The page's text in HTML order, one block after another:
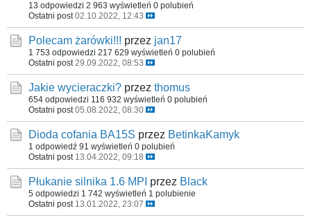
13 odpowiedzi 2 963 wyświetleń 0 polubień
Ostatni post 02.10.2022, 12:43
Polecam żarówki!!! przez jan17
1 753 odpowiedzi 217 629 wyświetleń 0 polubień
Ostatni post 29.09.2022, 08:53
Jakie wycieraczki? przez thomus
654 odpowiedzi 116 932 wyświetleń 0 polubień
Ostatni post 05.08.2022, 08:30
Dioda cofania BA15S przez BetinkaKamyk
1 odpowiedź 91 wyświetleń 0 polubień
Ostatni post 13.04.2022, 09:18
Płukanie silnika 1.6 MPI przez Black
5 odpowiedzi 1 742 wyświetleń 1 polubienie
Ostatni post 13.01.2022, 23:07